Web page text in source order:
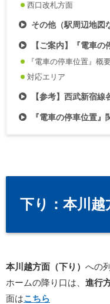
西口改札方面
その他（駅周辺地図
【ご案内】『電車
『電車の停車位置』概
対応エリア
【参考】西武新宿
『電車の停車位置』
下り：本川越
本川越方面（下り） への
ホームの降り口は、 進行
面はこちら